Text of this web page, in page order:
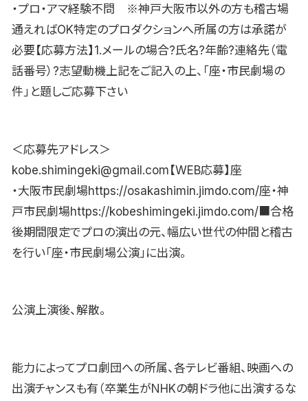
・プロ・アマ経験不問 ※神戸大阪市以外の方も稽古場
通えればOK特定のプロダクションへ所属の方は承諾が
必要【応募方法】1.メールの場合?氏名?年齢?連絡先（電
話番号）?志望動機上記をご記入の上、「座・市民劇場の
件」と題しご応募下さい
＜応募先アドレス＞
kobe.shimingeki@gmail.com【WEB応募】座
・大阪市民劇場https://osakashimin.jimdo.com/座・神
戸市民劇場https://kobeshimingeki.jimdo.com/■合格
後期間限定でプロの演出の元、幅広い世代の仲間と稽古
を行い「座・市民劇場公演」に出演。
公演上演後、解散。
能力によってプロ劇団への所属、各テレビ番組、映画への
出演チャンスも有（卒業生がNHKの朝ドラ他に出演するな